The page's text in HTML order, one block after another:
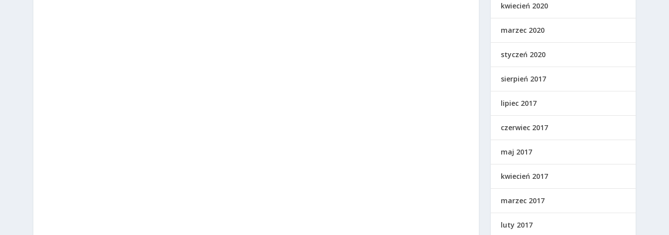
kwiecień 2020
marzec 2020
styczeń 2020
sierpień 2017
lipiec 2017
czerwiec 2017
maj 2017
kwiecień 2017
marzec 2017
luty 2017